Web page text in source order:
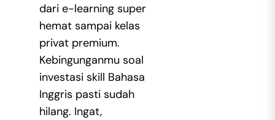
dari e-learning super
hemat sampai kelas
privat premium.
Kebingunganmu soal
investasi skill Bahasa
Inggris pasti sudah
hilang. Ingat,